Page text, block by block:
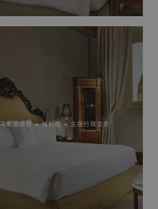
聖殿景觀 • 伽利略 • 主題行政套房